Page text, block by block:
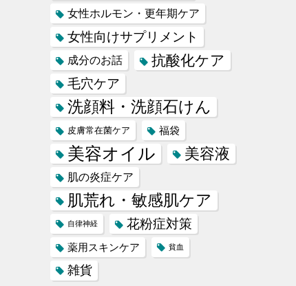
女性ホルモン・更年期ケア
女性向けサプリメント
成分のお話 抗酸化ケア
毛穴ケア
洗顔料・洗顔石けん
皮膚常在菌ケア 福袋
美容オイル 美容液
肌の炎症ケア
肌荒れ・敏感肌ケア
自律神経 花粉症対策
薬用スキンケア 貧血
雑貨